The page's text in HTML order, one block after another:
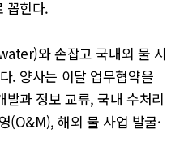
꼽힌다.
와 손잡고 국내외 물 시
. 양사는 이달 업무협약을
과 정보 교류, 국내 수처리
(O&M), 해외 물 사업 발굴·